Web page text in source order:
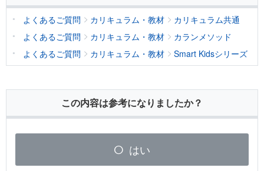
よくあるご質問 カリキュラム・教材
カリキュラム共通
よくあるご質問
カリキュラム・教材
カランメソッド
よくあるご質問
カリキュラム・教材 Smart Kidsシリーズ
この内容は参考になりましたか？
はい